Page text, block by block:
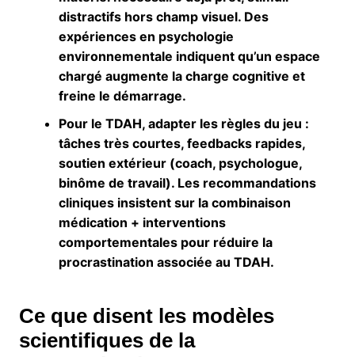
distractifs hors champ visuel. Des
expériences en psychologie
environnementale indiquent qu’un espace
chargé augmente la charge cognitive et
freine le démarrage.
Pour le TDAH, adapter les règles du jeu :
tâches très courtes, feedbacks rapides,
soutien extérieur (coach, psychologue,
binôme de travail). Les recommandations
cliniques insistent sur la combinaison
médication + interventions
comportementales pour réduire la
procrastination associée au TDAH.
Ce que disent les modèles
scientifiques de la